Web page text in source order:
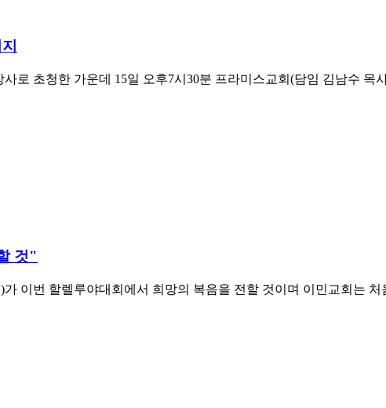
로 초청한 가운데 15일 오후7시30분 프라미스교회(담임 김남수 목
것"
이번 할렐루야대회에서 희망의 복음을 전할 것이며 이민교회는